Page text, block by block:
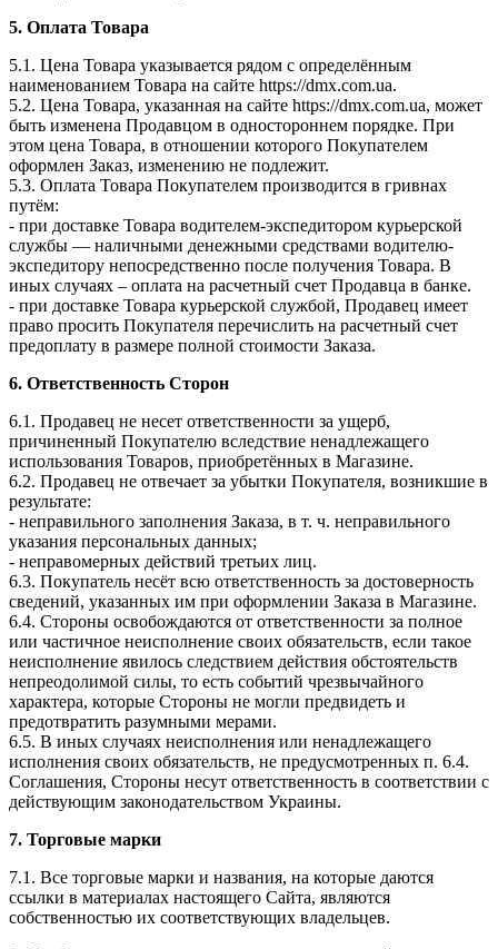
5. Оплата Товара
5.1. Цена Товара указывается рядом с определённым
наименованием Товара на сайте https://dmx.com.ua.
5.2. Цена Товара, указанная на сайте https://dmx.com.ua, может
быть изменена Продавцом в одностороннем порядке. При
этом цена Товара, в отношении которого Покупателем
оформлен Заказ, изменению не подлежит.
5.3. Оплата Товара Покупателем производится в гривнах
путём:
- при доставке Товара водителем-экспедитором курьерской
службы — наличными денежными средствами водителю-
экспедитору непосредственно после получения Товара. В
иных случаях – оплата на расчетный счет Продавца в банке.
- при доставке Товара курьерской службой, Продавец имеет
право просить Покупателя перечислить на расчетный счет
предоплату в размере полной стоимости Заказа.
6. Ответственность Сторон
6.1. Продавец не несет ответственности за ущерб,
причиненный Покупателю вследствие ненадлежащего
использования Товаров, приобретённых в Магазине.
6.2. Продавец не отвечает за убытки Покупателя, возникшие в
результате:
- неправильного заполнения Заказа, в т. ч. неправильного
указания персональных данных;
- неправомерных действий третьих лиц.
6.3. Покупатель несёт всю ответственность за достоверность
сведений, указанных им при оформлении Заказа в Магазине.
6.4. Стороны освобождаются от ответственности за полное
или частичное неисполнение своих обязательств, если такое
неисполнение явилось следствием действия обстоятельств
непреодолимой силы, то есть событий чрезвычайного
характера, которые Стороны не могли предвидеть и
предотвратить разумными мерами.
6.5. В иных случаях неисполнения или ненадлежащего
исполнения своих обязательств, не предусмотренных п. 6.4.
Соглашения, Стороны несут ответственность в соответствии с
действующим законодательством Украины.
7. Торговые марки
7.1. Все торговые марки и названия, на которые даются
ссылки в материалах настоящего Сайта, являются
собственностью их соответствующих владельцев.